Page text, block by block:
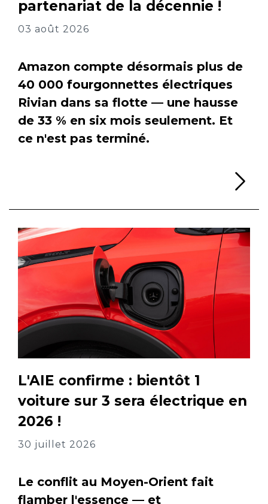
partenariat de la décennie !
03 août 2026
Amazon compte désormais plus de
40 000 fourgonnettes électriques
Rivian dans sa flotte — une hausse
de 33 % en six mois seulement. Et
ce n'est pas terminé.
L'AIE confirme : bientôt 1
voiture sur 3 sera électrique en
2026 !
30 juillet 2026
Le conflit au Moyen-Orient fait
flamber l'essence — et